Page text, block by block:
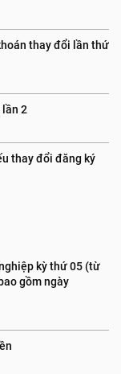
thay đổi lần thứ
lần 2
thay đổi đăng ký
kỳ thứ 05 (từ
gồm ngày